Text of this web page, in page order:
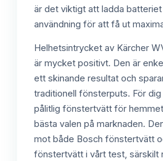
är det viktigt att ladda
användning för att få ut
Helhetsintrycket av Kärcher
är mycket positivt. Den är
ett skinande resultat och
traditionell fönsterputs. För dig
pålitlig fönstertvätt för
bästa valen på marknaden.
mot både Bosch fönstertvätt
fönstertvätt i vårt test, särskilt